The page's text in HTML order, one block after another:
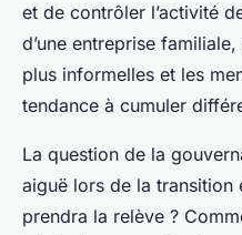
et de contrôler l’activité
d’une entreprise
plus informelles et les
tendance à cumuler
La question de la
aiguë lors de la transition
prendra la relève ?